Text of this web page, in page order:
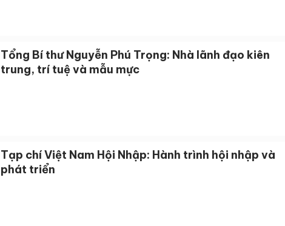
Tổng Bí thư Nguyễn Phú Trọng: Nhà lãnh đạo kiên
trung, trí tuệ và mẫu mực
Tạp chí Việt Nam Hội Nhập: Hành trình hội nhập và
phát triển